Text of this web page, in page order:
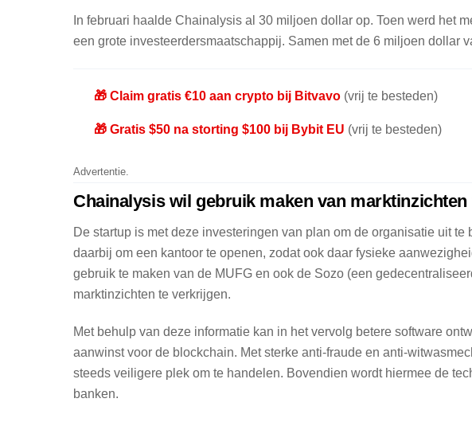
In februari haalde Chainalysis al 30 miljoen dollar op. Toen werd het
een grote investeerdersmaatschappij. Samen met de 6 miljoen dollar
🎁 Claim gratis €10 aan crypto bij Bitvavo(vrij te besteden)
🎁 Gratis $50 na storting $100 bij Bybit EU (vrij te besteden)
Advertentie.
Chainalysis wil gebruik maken van
De startup is met deze investeringen van plan om de organisatie uit
daarbij om een kantoor te openen, zodat ook daar fysieke
gebruik te maken van de MUFG en ook de Sozo (een
marktinzichten te verkrijgen.
Met behulp van deze informatie kan in het vervolg betere software
aanwinst voor de blockchain. Met sterke anti-fraude en anti-
steeds veiligere plek om te handelen. Bovendien wordt hiermee de
banken.